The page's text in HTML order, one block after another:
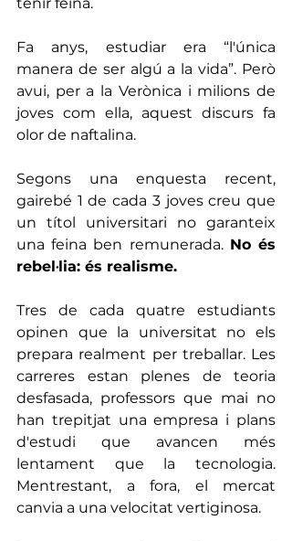
Fa anys, estudiar era “l'única
manera de ser algú a la vida”. Però
avui, per a la Verònica i milions de
joves com ella, aquest discurs fa
olor de naftalina.
Segons una enquesta recent,
gairebé 1 de cada 3 joves creu que
un títol universitari no garanteix
una feina ben remunerada. No és
rebel·lia: és realisme.
Tres de cada quatre estudiants
opinen que la universitat no els
prepara realment per treballar. Les
carreres estan plenes de teoria
desfasada, professors que mai no
han trepitjat una empresa i plans
d'estudi que avancen més
lentament que la tecnologia.
Mentrestant, a fora, el mercat
canvia a una velocitat vertiginosa.